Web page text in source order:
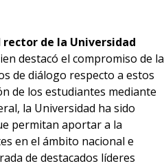
rector de la Universidad
destacó el compromiso de la
de diálogo respecto a estos
de los estudiantes mediante
la Universidad ha sido
permitan aportar a la
en el ámbito nacional e
de destacados líderes